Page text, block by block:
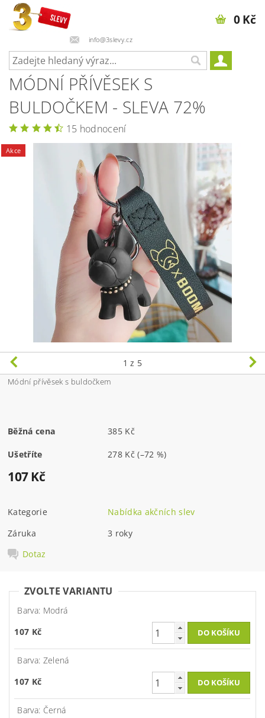
info@3slevy.cz
0 Kč
MÓDNÍ PŘÍVĚSEK S
BULDOČKEM - SLEVA 72%
15 hodnocení
Akce
1 z 5
Módní přívěsek s buldočkem
Běžná cena 385 Kč
Ušetříte 278 Kč(–72 %)
107 Kč
Kategorie
Nabídka akčních slev
Záruka
3 roky
Dotaz
ZVOLTE VARIANTU
Barva: Modrá
107 Kč
Barva: Zelená
107 Kč
Barva: Černá